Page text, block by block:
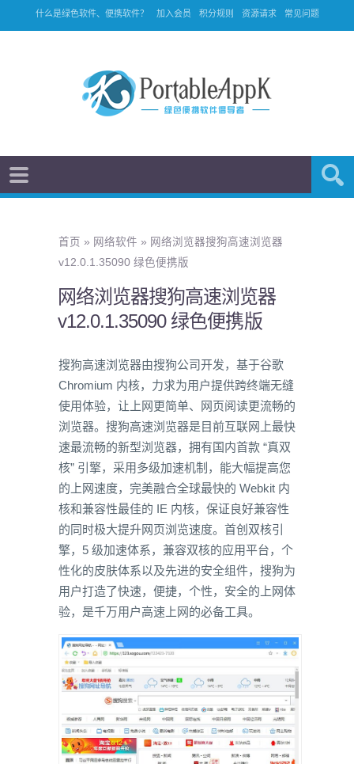
什么是绿色软件、便携软件？ 加入会员 积分规则 资源请求 常见问题
首页 » 网络软件 » 网络浏览器搜狗高速浏览器
v12.0.1.35090 绿色便携版
网络浏览器搜狗高速浏览器
v12.0.1.35090 绿色便携版
搜狗高速浏览器由搜狗公司开发，基于谷歌
Chromium 内核，力求为用户提供跨终端无缝
使用体验，让上网更简单、网页阅读更流畅的
浏览器。搜狗高速浏览器是目前互联网上最快
速最流畅的新型浏览器，拥有国内首款 “真双
核” 引擎，采用多级加速机制，能大幅提高您
的上网速度，完美融合全球最快的 Webkit 内
核和兼容性最佳的 IE 内核，保证良好兼容性
的同时极大提升网页浏览速度。首创双核引
擎，5 级加速体系，兼容双核的应用平台，个
性化的皮肤体系以及先进的安全组件，搜狗为
用户打造了快速，便捷，个性，安全的上网体
验，是千万用户高速上网的必备工具。